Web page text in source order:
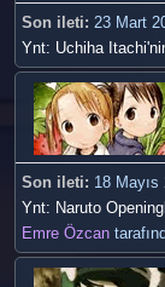
Son ileti: 23 Mart
Ynt: Uchiha
Son ileti: 18
Ynt: Naruto
Emre Özcan